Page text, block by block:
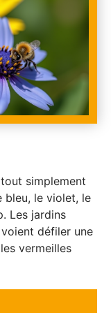
simplement
bleu, le violet, le
Les jardins
défiler une
vermeilles